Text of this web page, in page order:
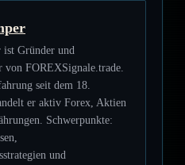
Gründer und
von FOREXSignale.trade.
seit dem 18.
er aktiv Forex, Aktien
Schwerpunkte:
und